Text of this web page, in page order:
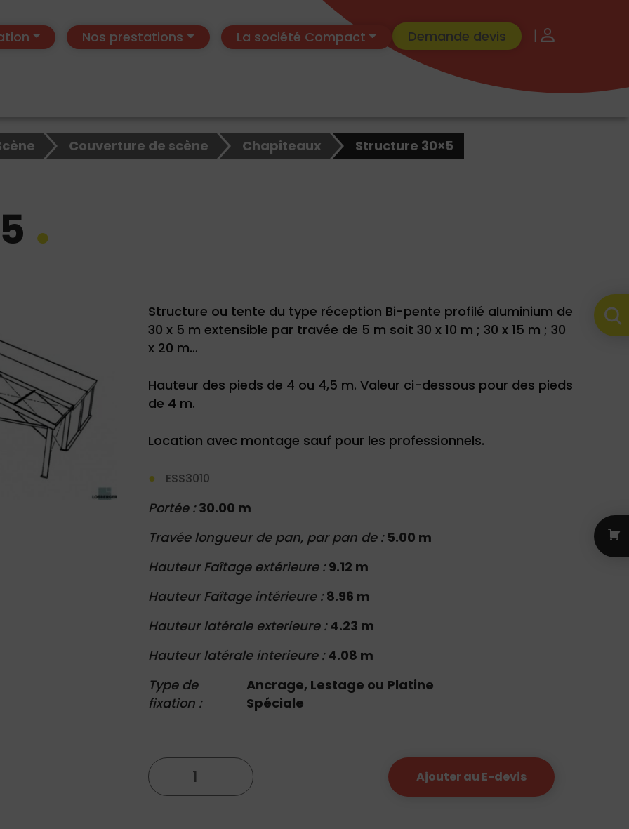
Nos prestations La société Compact Demande devis |
Couverture de scène Chapiteaux Structure 30×5
Structure ou tente du type réception Bi-pente profilé aluminium de
30 x 5 m extensible par travée de 5 m soit 30 x 10 m ; 30 x 15 m ; 30
x 20 m…
Hauteur des pieds de 4 ou 4,5 m. Valeur ci-dessous pour des pieds
de 4 m.
Location avec montage sauf pour les professionnels.
ESS3010
Portée :30.00 m
Travée longueur de pan, par pan de : 5.00 m
Hauteur Faîtage extérieure :9.12 m
Hauteur Faîtage intérieure :8.96 m
Hauteur latérale exterieure :4.23 m
Hauteur latérale interieure :4.08 m
Type de
fixation :
Ancrage, Lestage ou Platine
Spéciale
quantité
de
Structure
Ajouter au E-devis